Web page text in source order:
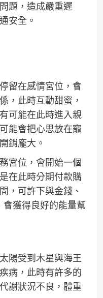
題，造成嚴重遲
安全。
留在感情宮位，會
，此時互動甜蜜，
可能在此時進入親
能會把心思放在寵
銷龐大。
宮位，會開始一個
在此時分期付款購
，可許下與金錢、
獲得良好的能量幫
陽受到木星與海王
病，此時有許多的
謝狀況不良，體重